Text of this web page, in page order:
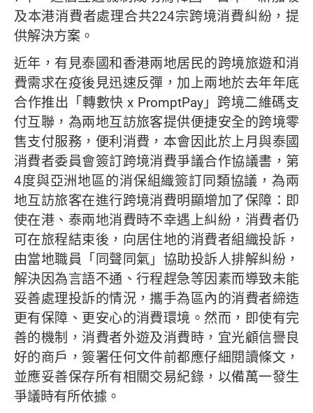
及本港消費者處理合共224宗跨境消費糾紛，提
供解決方案。
近年，有見泰國和香港兩地居民的跨境旅遊和消
費需求在疫後見迅速反彈，加上兩地於去年年底
合作推出「轉數快 x PromptPay」跨境二維碼支
付互聯，為兩地互訪旅客提供便捷安全的跨境零
售支付服務，便利消費，本會因此於上月與泰國
消費者委員會簽訂跨境消費爭議合作協議書，第
4度與亞洲地區的消保組織簽訂同類協議，為兩
地互訪旅客在進行跨境消費明顯增加了保障：即
使在港、泰兩地消費時不幸遇上糾紛，消費者仍
可在旅程結束後，向居住地的消費者組織投訴，
由當地職員「同聲同氣」協助投訴人排解糾紛，
解決因為言語不通、行程趕急等因素而導致未能
妥善處理投訴的情況，攜手為區內的消費者締造
更有保障、更安心的消費環境。然而，即使有完
善的機制，消費者外遊及消費時，宜光顧信譽良
好的商戶，簽署任何文件前都應仔細閱讀條文，
並應妥善保存所有相關交易紀錄，以備萬一發生
爭議時有所依據。